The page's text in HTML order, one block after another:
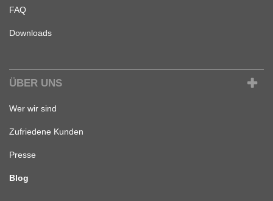
FAQ
Downloads
ÜBER UNS
Wer wir sind
Zufriedene Kunden
Presse
Blog